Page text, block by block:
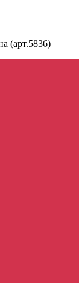
(арт.5836)